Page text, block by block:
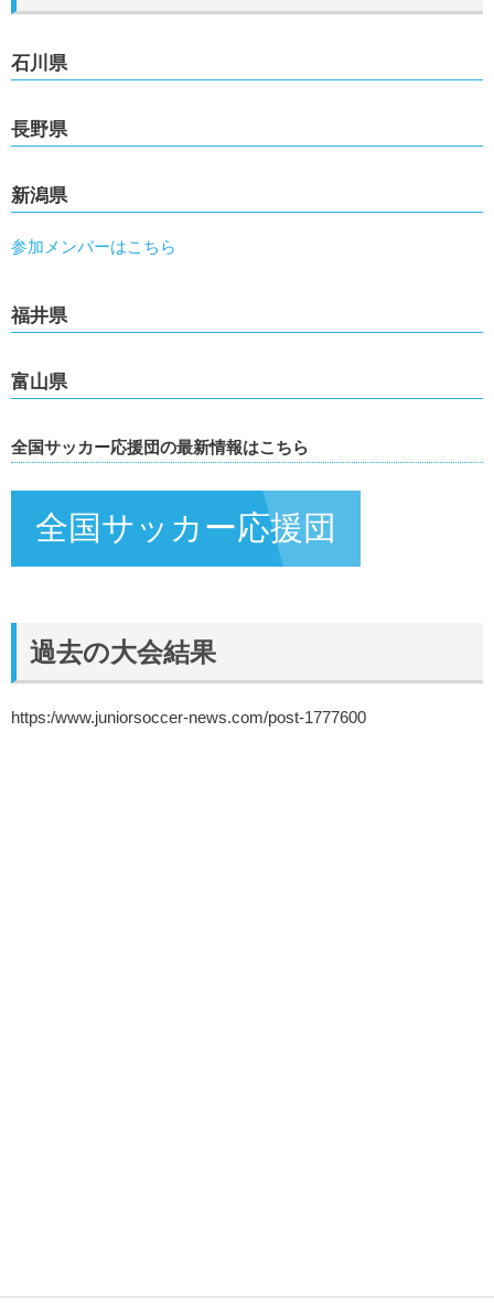
石川県
長野県
新潟県
参加メンバーはこちら
福井県
富山県
全国サッカー応援団の最新情報はこちら
全国サッカー応援団
過去の大会結果
https:/www.juniorsoccer-news.com/post-1777600